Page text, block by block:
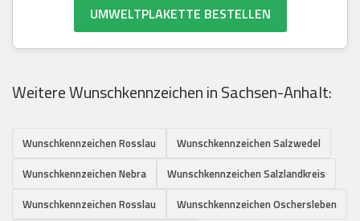
UMWELTPLAKETTE BESTELLEN
Weitere Wunschkennzeichen in Sachsen-Anhalt:
Wunschkennzeichen Rosslau
Wunschkennzeichen Salzwedel
Wunschkennzeichen Nebra
Wunschkennzeichen Salzlandkreis
Wunschkennzeichen Rosslau
Wunschkennzeichen Oschersleben